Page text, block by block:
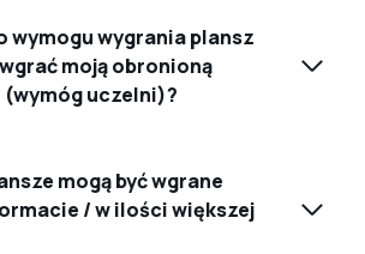
wymogu wygrania plansz
moją obronioną
(wymóg uczelni)?
mogą być wgrane
/ w ilości większej